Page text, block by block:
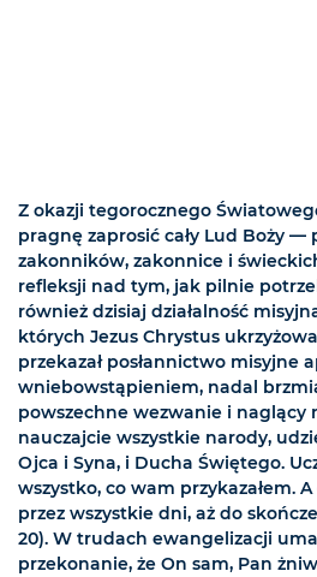
Z okazji tegorocznego
pragnę zaprosić cały Lud Boży —
zakonników, zakonnice i
refleksji nad tym, jak pilnie
również dzisiaj działalność
których Jezus Chrystus
przekazał posłannictwo misyjne
wniebowstąpieniem, nadal
powszechne wezwanie i naglący
nauczajcie wszystkie narody,
Ojca i Syna, i Ducha Świętego.
wszystko, co wam przykazałem.
przez wszystkie dni, aż do
20). W trudach ewangelizacji
przekonanie, że On sam, Pan